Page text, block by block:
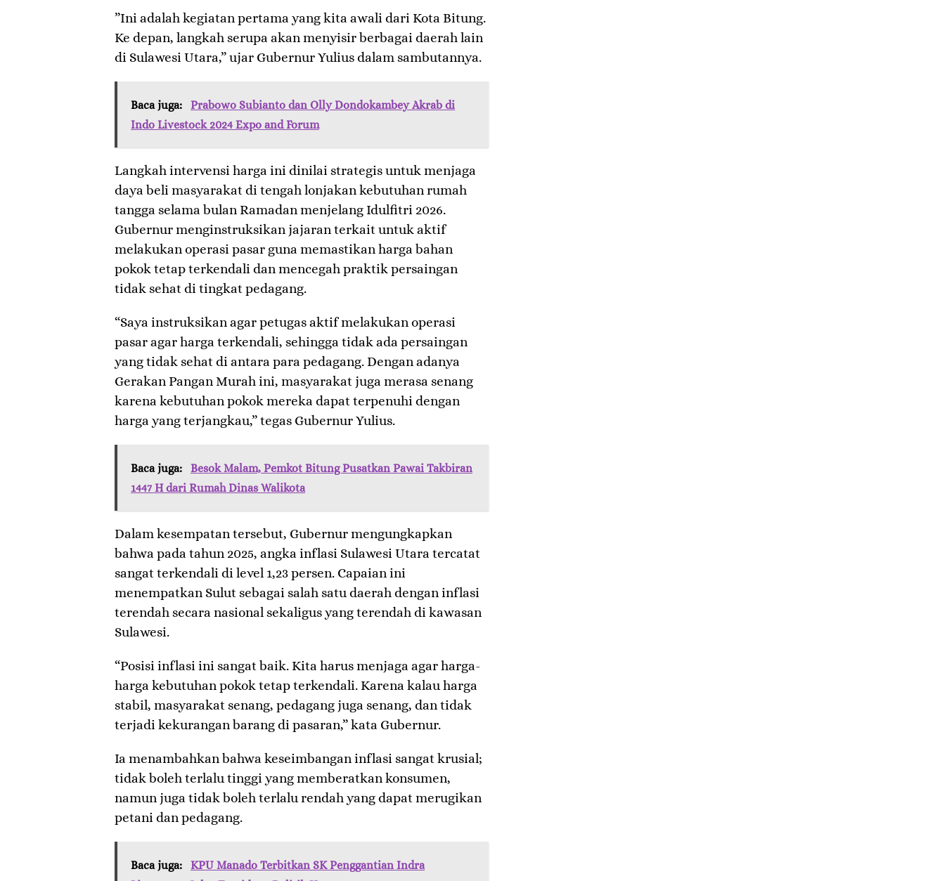
​”Ini adalah kegiatan pertama yang kita awali dari Kota Bitung.
Ke depan, langkah serupa akan menyisir berbagai daerah lain
di Sulawesi Utara,” ujar Gubernur Yulius dalam sambutannya.
Baca juga:
Prabowo Subianto dan Olly Dondokambey Akrab di
Indo Livestock 2024 Expo and Forum
Langkah intervensi harga ini dinilai strategis untuk menjaga
daya beli masyarakat di tengah lonjakan kebutuhan rumah
tangga selama bulan Ramadan menjelang Idulfitri 2026.
Gubernur menginstruksikan jajaran terkait untuk aktif
melakukan operasi pasar guna memastikan harga bahan
pokok tetap terkendali dan mencegah praktik persaingan
tidak sehat di tingkat pedagang.
“Saya instruksikan agar petugas aktif melakukan operasi
pasar agar harga terkendali, sehingga tidak ada persaingan
yang tidak sehat di antara para pedagang. Dengan adanya
Gerakan Pangan Murah ini, masyarakat juga merasa senang
karena kebutuhan pokok mereka dapat terpenuhi dengan
harga yang terjangkau,” tegas Gubernur Yulius.
Baca juga:
Besok Malam, Pemkot Bitung Pusatkan Pawai Takbiran
1447 H dari Rumah Dinas Walikota
Dalam kesempatan tersebut, Gubernur mengungkapkan
bahwa pada tahun 2025, angka inflasi Sulawesi Utara tercatat
sangat terkendali di level 1,23 persen. Capaian ini
menempatkan Sulut sebagai salah satu daerah dengan inflasi
terendah secara nasional sekaligus yang terendah di kawasan
Sulawesi.
“Posisi inflasi ini sangat baik. Kita harus menjaga agar harga-
harga kebutuhan pokok tetap terkendali. Karena kalau harga
stabil, masyarakat senang, pedagang juga senang, dan tidak
terjadi kekurangan barang di pasaran,” kata Gubernur.
​Ia menambahkan bahwa keseimbangan inflasi sangat krusial;
tidak boleh terlalu tinggi yang memberatkan konsumen,
namun juga tidak boleh terlalu rendah yang dapat merugikan
petani dan pedagang.
Baca juga:
KPU Manado Terbitkan SK Penggantian Indra